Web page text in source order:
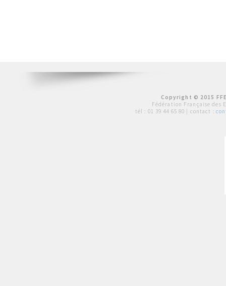
Copyright © 2015
Fédération Française des
tél : 01 39 44 65 80 | contact :